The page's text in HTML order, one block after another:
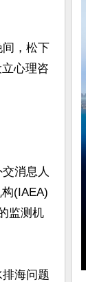
，松下
心理咨
消息人
(IAEA)
监测机
海问题